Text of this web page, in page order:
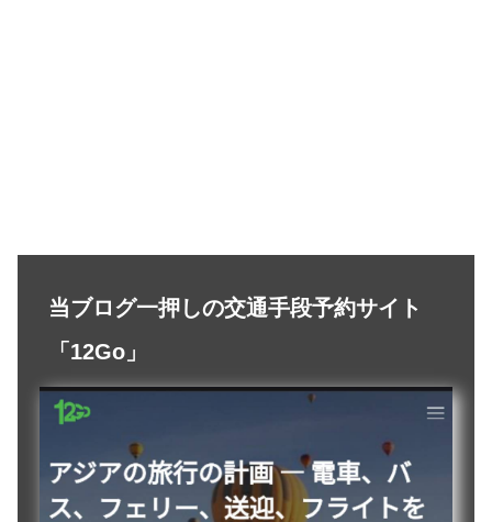
当ブログ一押しの交通手段予約サイト
「12Go」